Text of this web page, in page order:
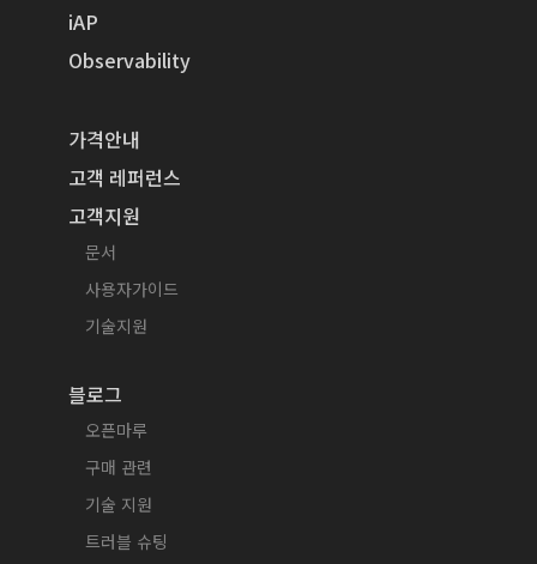
iAP
Observability
가격안내
고객 레퍼런스
고객지원
문서
사용자가이드
기술지원
블로그
오픈마루
구매 관련
기술 지원
트러블 슈팅